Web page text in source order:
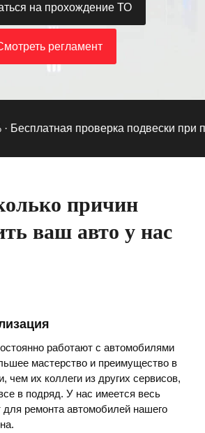
на прохождение ТО
регламент
проверка подвески при
причин
ваш авто у нас
работают с автомобилями
мастерство и преимущество в
чем их коллеги из других сервисов,
в подряд. У нас имеется весь
для ремонта автомобилей нашего